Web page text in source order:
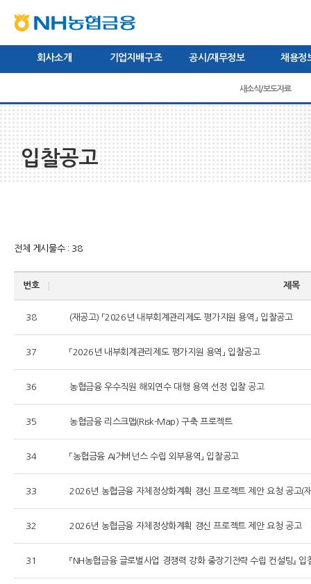
본문내용바로가기
주메뉴바로가기
상단내용바로가기
하단내용바로가기
회사소개
경영전략 연혁
기업지배구조
이사회 공시
공시/재무정보
감사보고서
채용정
채용절차
새소식/보도자료
입찰공고
전체 게시물수 : 38
번호 제목
38 (재공고) 「2026년 내부회계관리제도 평가지원 용역」 입찰공고
37 「2026년 내부회계관리제도 평가지원 용역」 입찰공고
36 농협금융 우수직원 해외연수 대행 용역 선정 입찰 공고
35 농협금융 리스크맵(Risk-Map) 구축 프로젝트
34 「농협금융 AI거버넌스 수립 외부용역」 입찰공고
33 2026년 농협금융 자체정상화계획 갱신 프로젝트 제안 요청 공고(
32 2026년 농협금융 자체정상화계획 갱신 프로젝트 제안 요청 공고
31 『NH농협금융 글로벌사업 경쟁력 강화 중장기전략 수립 컨설팅』